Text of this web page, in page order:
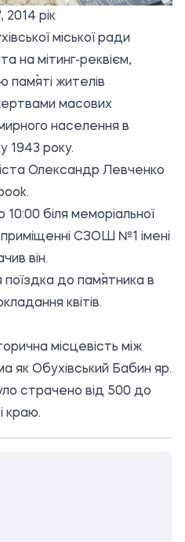
2014 рік
міської ради
на мітинг-реквієм,
жителів
масових
населення в
1943 року.
Олександр Левченко
10:00 біля меморіальної
СЗОШ №1 імені
він.
поїздка до пам`ятника в
квітів.
місцевість між
як Обухівський Бабин яр.
страчено від 500 до
краю.